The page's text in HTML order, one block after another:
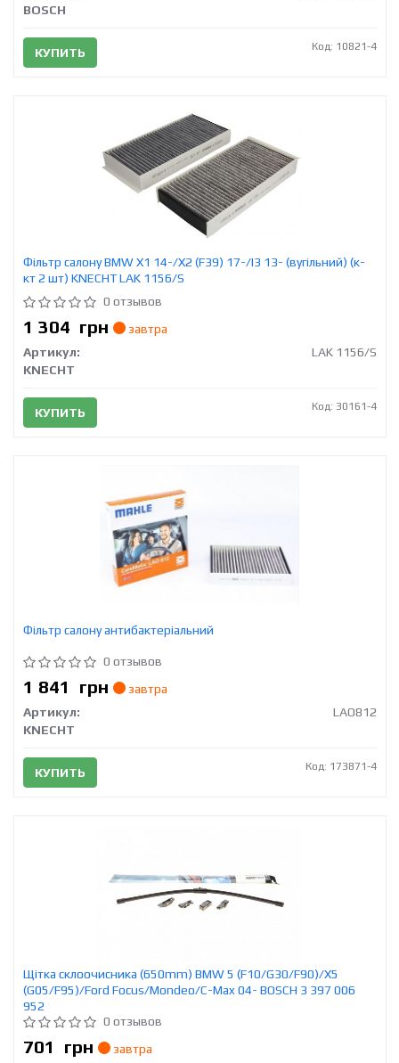
BOSCH
КУПИТЬ Код: 10821-4
Фільтр салону BMW X1 14-/X2 (F39) 17-/I3 13- (вугільний) (к-
кт 2 шт) KNECHT LAK 1156/S
0 отзывов
1 304 грн
завтра
Артикул:
LAK 1156/S
KNECHT
КУПИТЬ Код: 30161-4
Фільтр салону антибактеріальний
0 отзывов
1 841 грн
завтра
Артикул:
LAO812
KNECHT
КУПИТЬ Код: 173871-4
Щітка склоочисника (650mm) BMW 5 (F10/G30/F90)/X5
(G05/F95)/Ford Focus/Mondeo/C-Max 04- BOSCH 3 397 006
952
0 отзывов
701 грн
завтра